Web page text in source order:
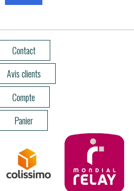
Contact
Avis clients
Compte
Panier